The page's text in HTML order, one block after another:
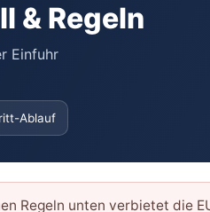
& Regeln
Einfuhr
Ablauf
Regeln unten verbietet die